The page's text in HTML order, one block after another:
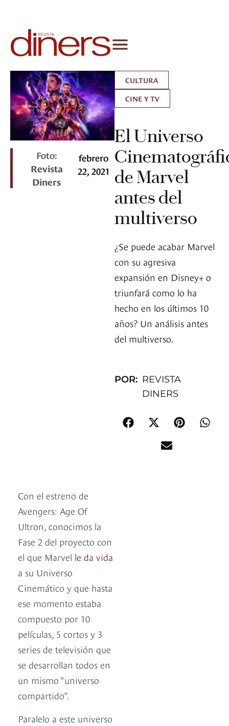
Foto:
Revista
Diners
febrero
22, 2021
CULTURA
CINE Y TV
El Universo
de Marvel
antes del
multiverso
¿Se puede acabar Marvel
con su agresiva
expansión en Disney+ o
triunfará como lo ha
hecho en los últimos 10
años? Un análisis antes
del multiverso.
POR: REVISTA
DINERS
Con el estreno de
Avengers: Age Of
Ultron, conocimos la
Fase 2 del proyecto con
el que Marvel le da vida
a su Universo
Cinemático y que hasta
ese momento estaba
compuesto por 10
películas, 5 cortos y 3
series de televisión que
se desarrollan todos en
un mismo “universo
compartido”.
Paralelo a este universo